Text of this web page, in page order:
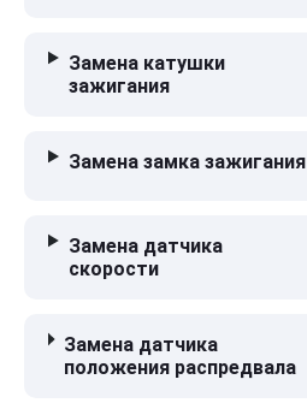
Замена катушки
зажигания
Замена замка зажигания
Замена датчика
скорости
Замена датчика
положения распредвала